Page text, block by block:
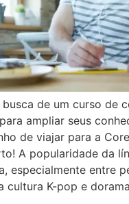
de um curso de
ampliar seus
de viajar para a
A popularidade da
especialmente entre
cultura K-pop e